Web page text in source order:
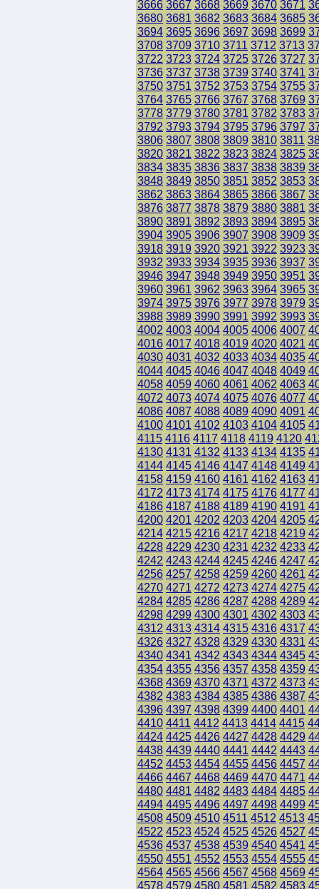
3666 3667 3668 3669 3670 3671
3680 3681 3682 3683 3684 3685
3694 3695 3696 3697 3698 3699
3708 3709 3710 3711 3712 3713
3722 3723 3724 3725 3726 3727
3736 3737 3738 3739 3740 3741
3750 3751 3752 3753 3754 3755
3764 3765 3766 3767 3768 3769
3778 3779 3780 3781 3782 3783
3792 3793 3794 3795 3796 3797
3806 3807 3808 3809 3810 3811
3820 3821 3822 3823 3824 3825
3834 3835 3836 3837 3838 3839
3848 3849 3850 3851 3852 3853
3862 3863 3864 3865 3866 3867
3876 3877 3878 3879 3880 3881
3890 3891 3892 3893 3894 3895
3904 3905 3906 3907 3908 3909
3918 3919 3920 3921 3922 3923
3932 3933 3934 3935 3936 3937
3946 3947 3948 3949 3950 3951
3960 3961 3962 3963 3964 3965
3974 3975 3976 3977 3978 3979
3988 3989 3990 3991 3992 3993
4002 4003 4004 4005 4006 4007
4016 4017 4018 4019 4020 4021
4030 4031 4032 4033 4034 4035
4044 4045 4046 4047 4048 4049
4058 4059 4060 4061 4062 4063
4072 4073 4074 4075 4076 4077
4086 4087 4088 4089 4090 4091
4100 4101 4102 4103 4104 4105
4115 4116 4117 4118 4119 4120
4130 4131 4132 4133 4134 4135
4144 4145 4146 4147 4148 4149
4158 4159 4160 4161 4162 4163
4172 4173 4174 4175 4176 4177
4186 4187 4188 4189 4190 4191
4200 4201 4202 4203 4204 4205
4214 4215 4216 4217 4218 4219
4228 4229 4230 4231 4232 4233
4242 4243 4244 4245 4246 4247
4256 4257 4258 4259 4260 4261
4270 4271 4272 4273 4274 4275
4284 4285 4286 4287 4288 4289
4298 4299 4300 4301 4302 4303
4312 4313 4314 4315 4316 4317
4326 4327 4328 4329 4330 4331
4340 4341 4342 4343 4344 4345
4354 4355 4356 4357 4358 4359
4368 4369 4370 4371 4372 4373
4382 4383 4384 4385 4386 4387
4396 4397 4398 4399 4400 4401
4410 4411 4412 4413 4414 4415
4424 4425 4426 4427 4428 4429
4438 4439 4440 4441 4442 4443
4452 4453 4454 4455 4456 4457
4466 4467 4468 4469 4470 4471
4480 4481 4482 4483 4484 4485
4494 4495 4496 4497 4498 4499
4508 4509 4510 4511 4512 4513
4522 4523 4524 4525 4526 4527
4536 4537 4538 4539 4540 4541
4550 4551 4552 4553 4554 4555
4564 4565 4566 4567 4568 4569
4578 4579 4580 4581 4582 4583